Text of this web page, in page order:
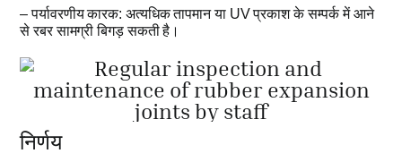
– पर्यावरणीय कारक: अत्यधिक तापमान या UV प्रकाश के सम्पर्क में आने
से रबर सामग्री बिगड़ सकती है।
निर्णय